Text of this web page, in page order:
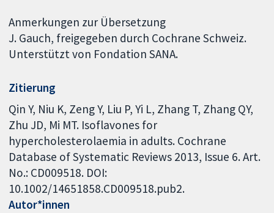
Anmerkungen zur Übersetzung
J. Gauch, freigegeben durch Cochrane Schweiz.
Unterstützt von Fondation SANA.
Zitierung
Qin Y, Niu K, Zeng Y, Liu P, Yi L, Zhang T, Zhang QY,
Zhu JD, Mi MT. Isoflavones for
hypercholesterolaemia in adults. Cochrane
Database of Systematic Reviews 2013, Issue 6. Art.
No.: CD009518. DOI:
10.1002/14651858.CD009518.pub2.
Autor*innen